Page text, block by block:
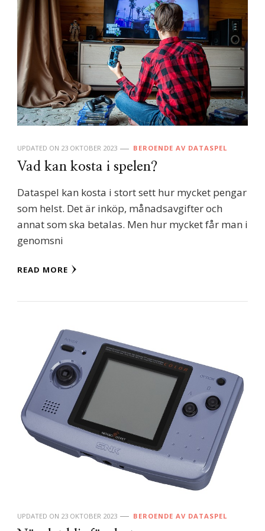
UPDATED ON 23 OKTOBER 2023 BEROENDE AV DATASPEL
Vad kan kosta i spelen?
Dataspel kan kosta i stort sett hur mycket pengar
som helst. Det är inköp, månadsavgifter och
annat som ska betalas. Men hur mycket får man i
genomsni
READ MORE
UPDATED ON 23 OKTOBER 2023 BEROENDE AV DATASPEL